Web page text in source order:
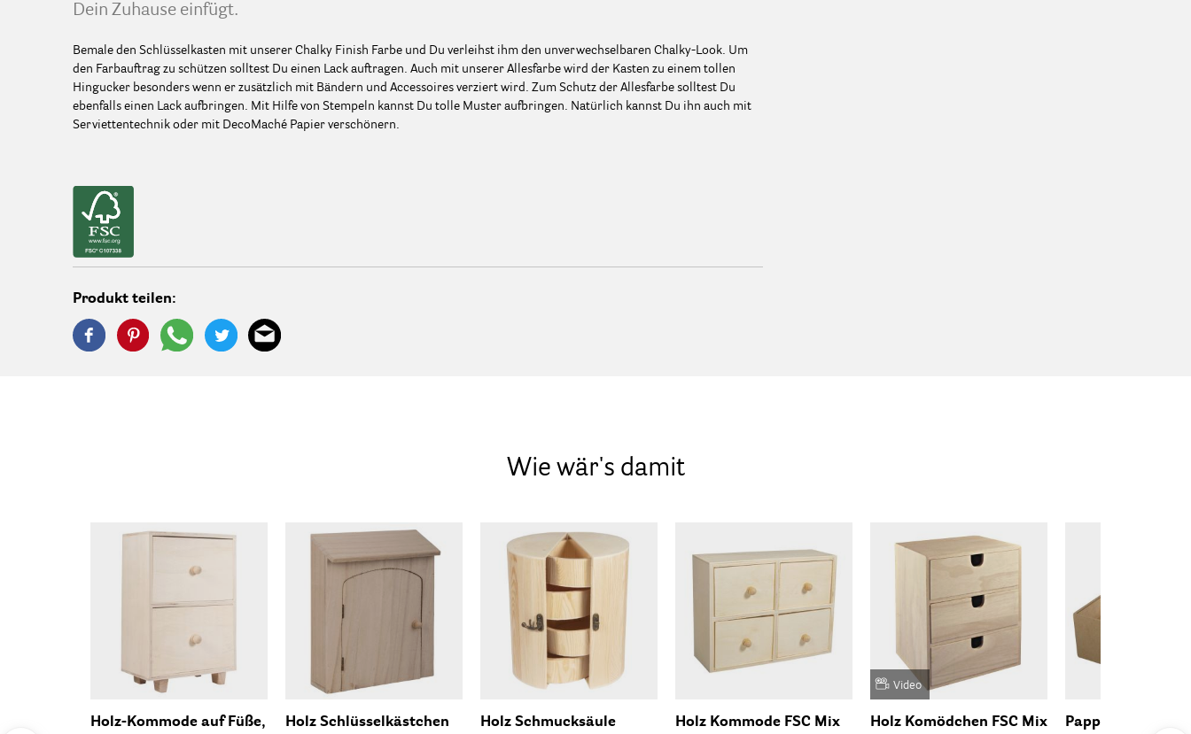
Dein Zuhause einfügt.
Bemale den Schlüsselkasten mit unserer Chalky Finish Farbe und Du verleihst ihm den unverwechselbaren Chalky-Look. Um
den Farbauftrag zu schützen solltest Du einen Lack auftragen. Auch mit unserer Allesfarbe wird der Kasten zu einem tollen
Hingucker besonders wenn er zusätzlich mit Bändern und Accessoires verziert wird. Zum Schutz der Allesfarbe solltest Du
ebenfalls einen Lack aufbringen. Mit Hilfe von Stempeln kannst Du tolle Muster aufbringen. Natürlich kannst Du ihn auch mit
Serviettentechnik oder mit DecoMaché Papier verschönern.
Produkt teilen:
Wie wär's damit
Holz-Kommode auf Füße,
Holz Schlüsselkästchen
Holz Schmucksäule
Holz Kommode FSC Mix
Video
Holz Komödchen FSC Mix
Pappmaché